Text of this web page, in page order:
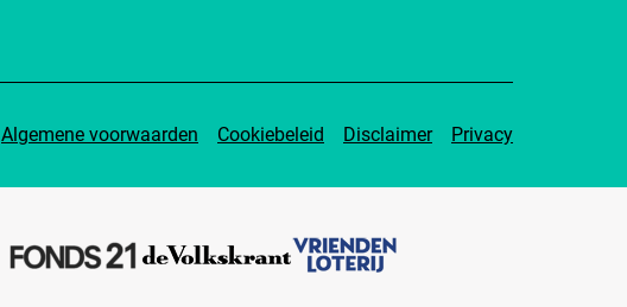
Algemene voorwaarden Cookiebeleid Disclaimer Privacy